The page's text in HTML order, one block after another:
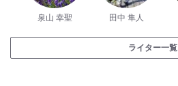
泉山 幸聖 田中 隼人
ライター一覧